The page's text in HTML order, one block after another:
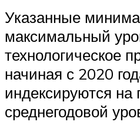
Указанные
максимальный
технологическое
начиная с 2020
индексируются на
среднегодовой